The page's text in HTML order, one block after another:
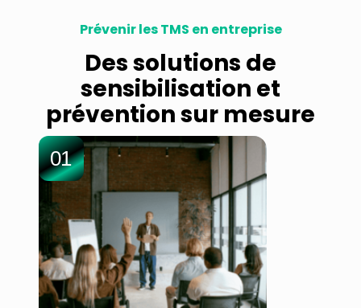
Prévenir les TMS en entreprise
Des solutions de
sensibilisation et
prévention sur mesure
01